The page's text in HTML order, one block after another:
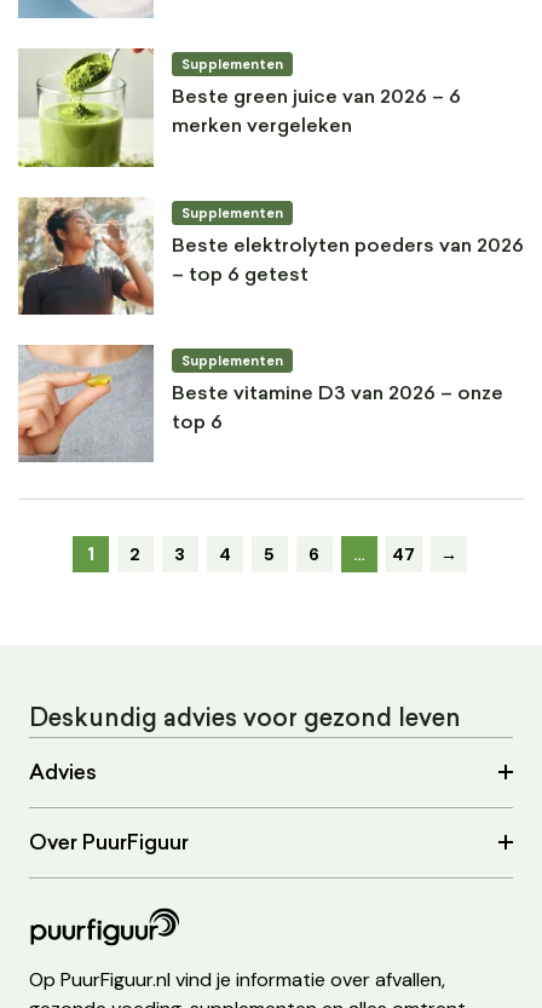
Supplementen
Beste green juice van 2026 – 6
merken vergeleken
Supplementen
Beste elektrolyten poeders van 2026
– top 6 getest
Supplementen
Beste vitamine D3 van 2026 – onze
top 6
1 2 3 4 5 6 … 47 →
Deskundig advies voor gezond leven
Advies
Over PuurFiguur
Op PuurFiguur.nl vind je informatie over afvallen,